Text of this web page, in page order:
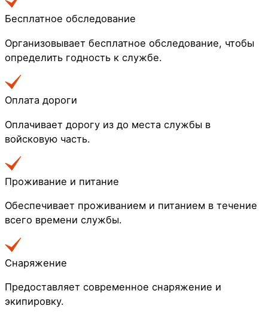
Бесплатное обследование
Организовывает бесплатное обследование, чтобы
определить годность к службе.
Оплата дороги
Оплачивает дорогу из до места службы в
войсковую часть.
Проживание и питание
Обеспечивает проживанием и питанием в течение
всего времени службы.
Снаряжение
Предоставляет современное снаряжение и
экипировку.